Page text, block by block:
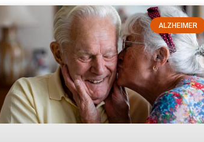
ALZHEIMER